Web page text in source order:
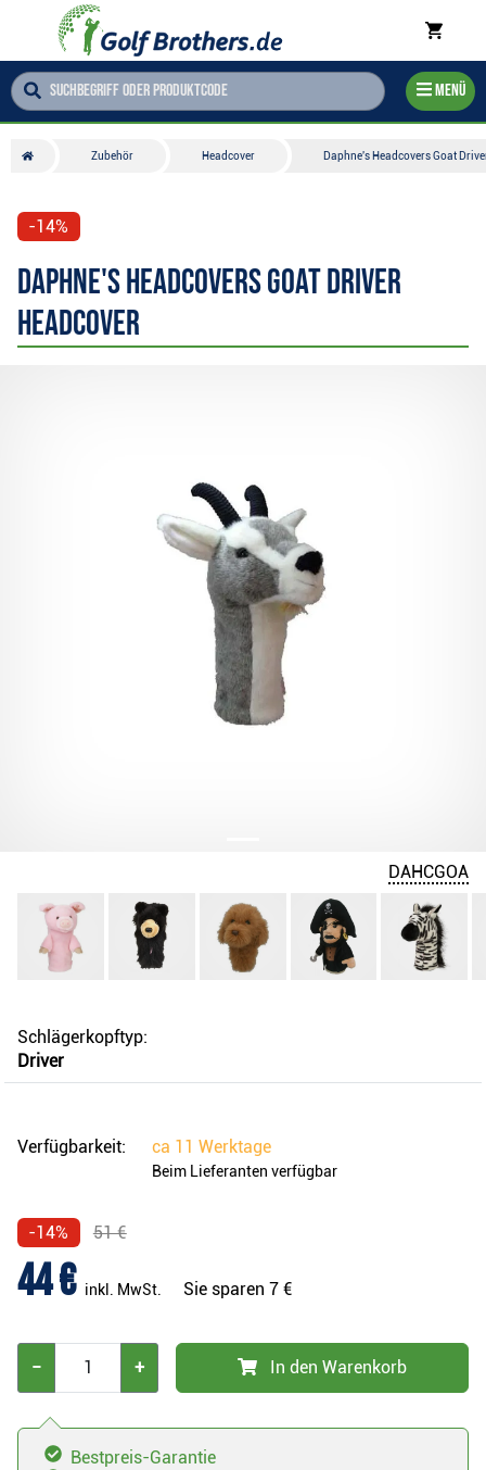
Menü
Zubehör Headcover Daphne's Headcovers Goat
-14%
Daphne's Headcovers Goat Driver
Headcover
DAHCGOA
Schlägerkopftyp:
Driver
Verfügbarkeit: ca 11 Werktage
Beim Lieferanten verfügbar
-14% 51 €
44 € inkl. MwSt. Sie sparen 7 €
− + In den Warenkorb
Bestpreis-Garantie